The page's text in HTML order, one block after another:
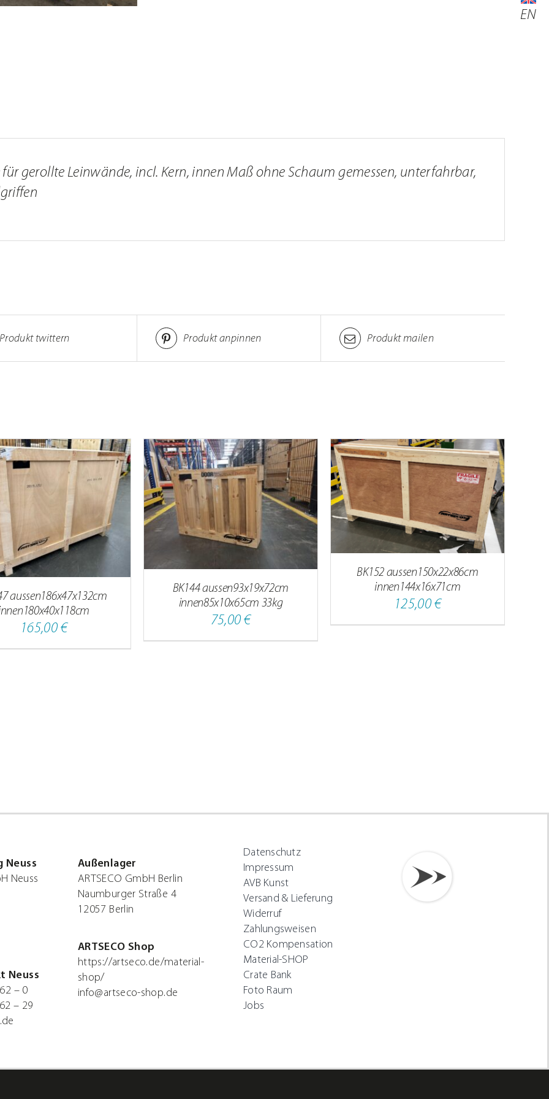
EN
für gerollte Leinwände, incl. Kern, innen Maß ohne Schaum gemessen, unterfahrbar,
Produkt twittern Produkt anpinnen Produkt mailen
aussen186x47x132cm
165,00 €
IN DEN WARENKORB DETAILS
BK144 aussen93x19x72cm
innen85x10x65cm 33kg
75,00 €
IN DEN WARENKORB / DETAILS
BK152 aussen150x22x86cm
innen144x16x71cm
125,00 €
Neuss
Neuss
Neuss
– 0
– 29
Außenlager
ARTSECO GmbH Berlin
Naumburger Straße 4
12057 Berlin
ARTSECO Shop
https://artseco.de/material-
shop/
info@artseco-shop.de
Datenschutz
Impressum
AVB Kunst
Versand & Lieferung
Widerruf
Zahlungsweisen
CO2 Kompensation
Material-SHOP
Crate Bank
Foto Raum
Jobs
Infos